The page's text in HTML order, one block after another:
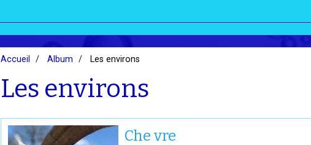
Accueil Album Les environs
Les environs
Che vre